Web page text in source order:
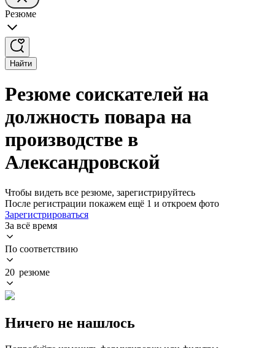
Резюме
Найти
Резюме соискателей на
должность повара на
производстве в
Александровской
Чтобы видеть все резюме, зарегистрируйтесь
После регистрации покажем ещё 1 и откроем фото
Зарегистрироваться
За всё время
По соответствию
20 резюме
Ничего не нашлось